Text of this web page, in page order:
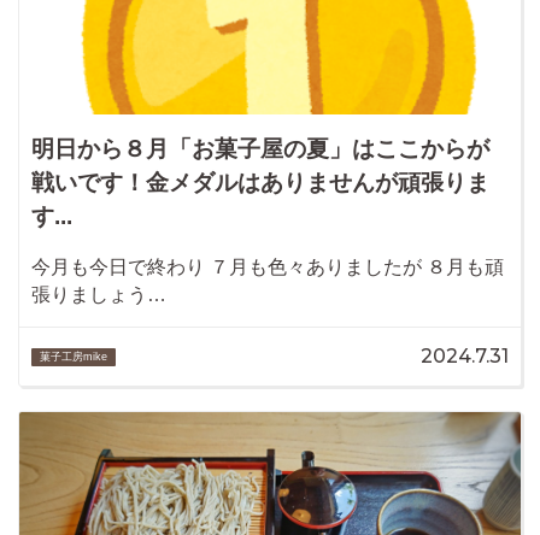
明日から８月「お菓子屋の夏」はここからが
戦いです！金メダルはありませんが頑張りま
す...
今月も今日で終わり ７月も色々ありましたが ８月も頑
張りましょう…
菓子工房mike 2024.7.31